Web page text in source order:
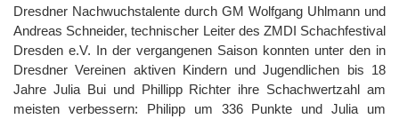
Dresdner Nachwuchstalente durch GM Wolfgang Uhlmann und
Andreas Schneider, technischer Leiter des ZMDI Schachfestival
Dresden e.V. In der vergangenen Saison konnten unter den in
Dresdner Vereinen aktiven Kindern und Jugendlichen bis 18
Jahre Julia Bui und Phillipp Richter ihre Schachwertzahl am
meisten verbessern: Philipp um 336 Punkte und Julia um